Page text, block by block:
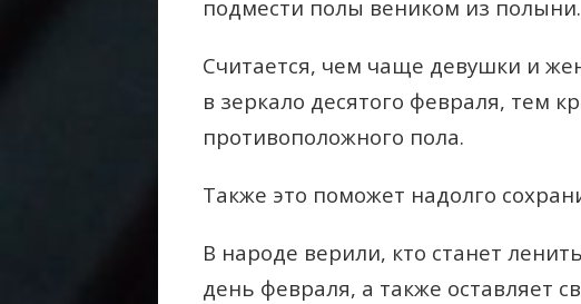
подмести полы веником из полыни.
Считается, чем чаще девушки и
в зеркало десятого февраля, тем
противоположного пола.
Также это поможет надолго
В народе верили, кто станет
день февраля, а также оставляет